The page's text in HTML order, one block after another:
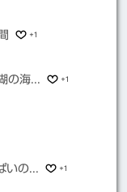
+1
の海... +1
いの... +1